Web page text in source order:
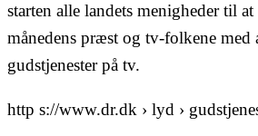
starten alle landets menigheder til
månedens præst og tv-folkene med
gudstjenester på tv.
http s://www.dr.dk › lyd ›